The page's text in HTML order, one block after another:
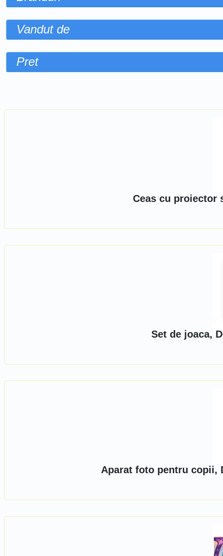
Vandut de
Pret
Ceas cu proiector
Set de joaca,
Aparat foto pentru copii,